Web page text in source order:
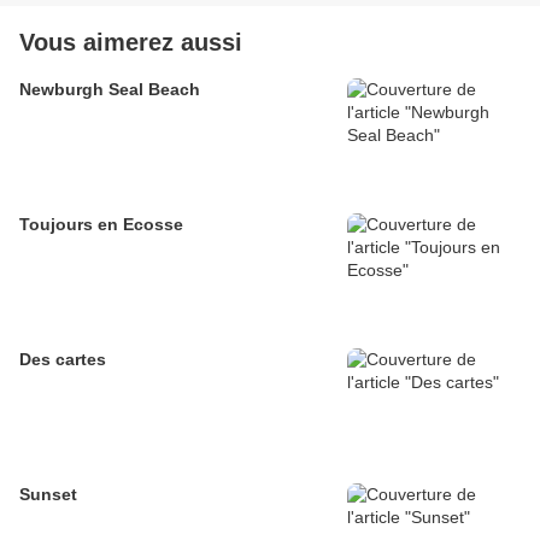
Vous aimerez aussi
Newburgh Seal Beach
Toujours en Ecosse
Des cartes
Sunset